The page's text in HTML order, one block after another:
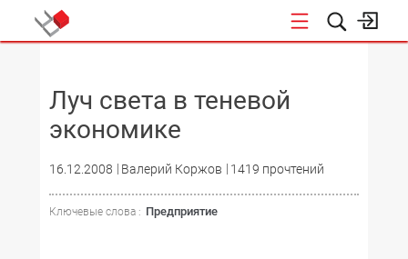
Луч света в теневой
экономике
16.12.2008 Валерий Коржов 1419 прочтений
Ключевые слова : Предприятие